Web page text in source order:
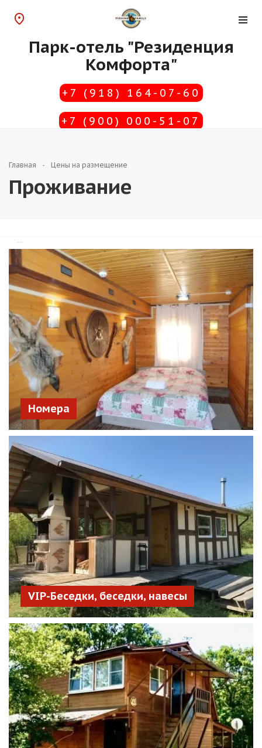
Парк-отель "Резиденция
Комфорта"
+7 (918) 164-07-60
+7 (900) 000-51-07
Главная Цены на размещение
Проживание
Номера
VIP-Беседки, беседки, навесы